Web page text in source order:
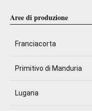
Aree di produzione
Franciacorta
Primitivo di Manduria
Lugana